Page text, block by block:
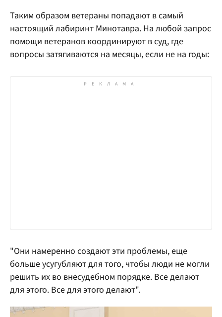
Таким образом ветераны попадают в самый
настоящий лабиринт Минотавра. На любой запрос
помощи ветеранов координируют в суд, где
вопросы затягиваются на месяцы, если не на годы:
"Они намеренно создают эти проблемы, еще
больше усугубляют для того, чтобы люди не могли
решить их во внесудебном порядке. Все делают
для этого. Все для этого делают".